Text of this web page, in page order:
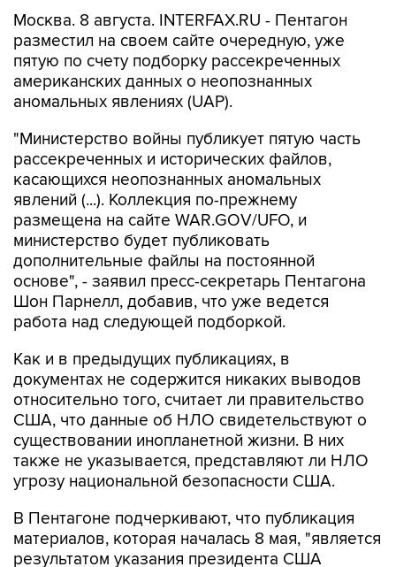
Москва. 8 августа. INTERFAX.RU - Пентагон
разместил на своем сайте очередную, уже
пятую по счету подборку рассекреченных
американских данных о неопознанных
аномальных явлениях (UAP).
"Министерство войны публикует пятую часть
рассекреченных и исторических файлов,
касающихся неопознанных аномальных
явлений (...). Коллекция по-прежнему
размещена на сайте WAR.GOV/UFO, и
министерство будет публиковать
дополнительные файлы на постоянной
основе", - заявил пресс-секретарь Пентагона
Шон Парнелл, добавив, что уже ведется
работа над следующей подборкой.
Как и в предыдущих публикациях, в
документах не содержится никаких выводов
относительно того, считает ли правительство
США, что данные об НЛО свидетельствуют о
существовании инопланетной жизни. В них
также не указывается, представляют ли НЛО
угрозу национальной безопасности США.
В Пентагоне подчеркивают, что публикация
материалов, которая началась 8 мая, "является
результатом указания президента США